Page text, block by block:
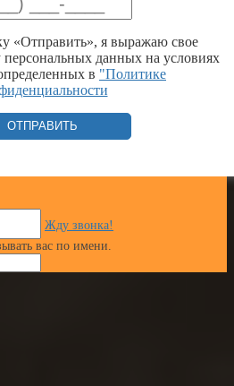
«Отправить», я выражаю свое
персональных данных на условиях
в "Политике
Жду звонка!
вас по имени.